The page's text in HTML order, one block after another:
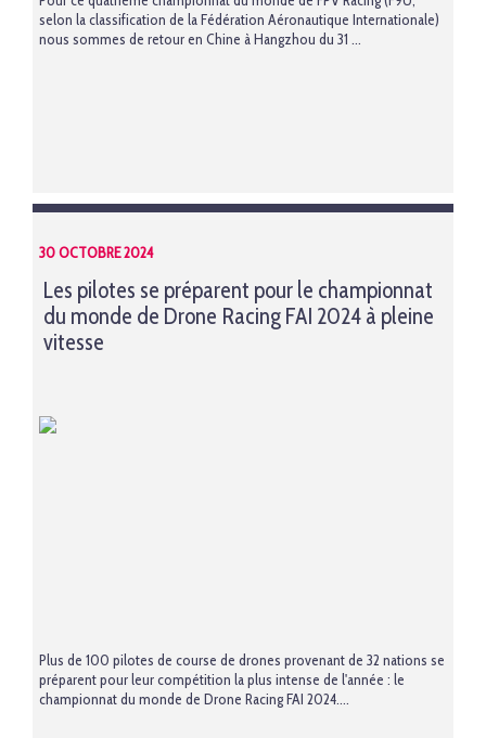
selon la classification de la Fédération Aéronautique Internationale)
nous sommes de retour en Chine à Hangzhou du 31 ...
30 OCTOBRE 2024
Les pilotes se préparent pour le championnat
du monde de Drone Racing FAI 2024 à pleine
vitesse
Plus de 100 pilotes de course de drones provenant de 32 nations se
préparent pour leur compétition la plus intense de l'année : le
championnat du monde de Drone Racing FAI 2024....